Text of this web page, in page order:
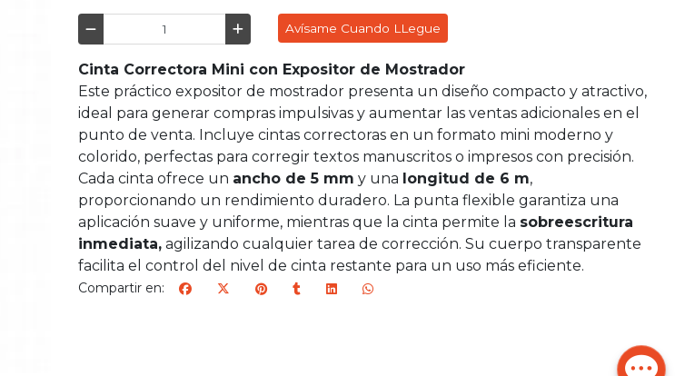
Avísame Cuando LLegue
Cinta Correctora Mini con Expositor de Mostrador
Este práctico expositor de mostrador presenta un diseño compacto y atractivo,
ideal para generar compras impulsivas y aumentar las ventas adicionales en el
punto de venta. Incluye cintas correctoras en un formato mini moderno y
colorido, perfectas para corregir textos manuscritos o impresos con precisión.
Cada cinta ofrece un ancho de 5 mm y una longitud de 6 m,
proporcionando un rendimiento duradero. La punta flexible garantiza una
aplicación suave y uniforme, mientras que la cinta permite la sobreescritura
inmediata, agilizando cualquier tarea de corrección. Su cuerpo transparente
facilita el control del nivel de cinta restante para un uso más eficiente.
Compartir en: